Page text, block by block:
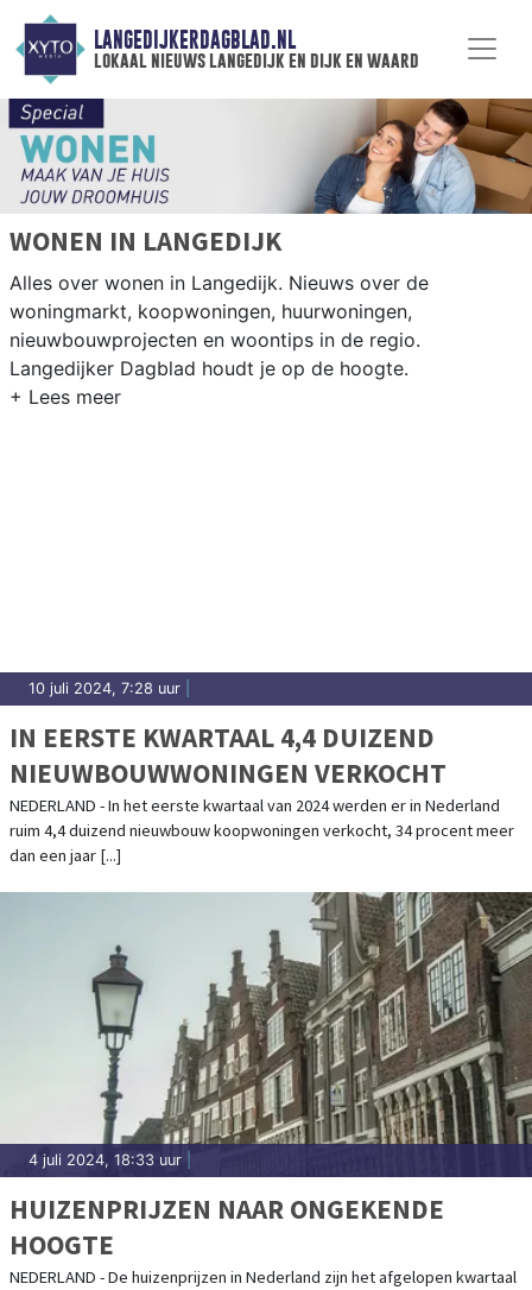
LANGEDIJKERDAGBLAD.NL
lokaal nieuws langedijk en dijk en waard
WONEN IN LANGEDIJK
Alles over wonen in Langedijk. Nieuws over de
woningmarkt, koopwoningen, huurwoningen,
nieuwbouwprojecten en woontips in de regio.
Langedijker Dagblad houdt je op de hoogte.
10 juli 2024, 7:28 uur
IN EERSTE KWARTAAL 4,4 DUIZEND
NIEUWBOUWWONINGEN VERKOCHT
NEDERLAND - In het eerste kwartaal van 2024 werden er in Nederland
ruim 4,4 duizend nieuwbouw koopwoningen verkocht, 34 procent meer
dan een jaar [...]
4 juli 2024, 18:33 uur
HUIZENPRIJZEN NAAR ONGEKENDE
HOOGTE
NEDERLAND - De huizenprijzen in Nederland zijn het afgelopen kwartaal